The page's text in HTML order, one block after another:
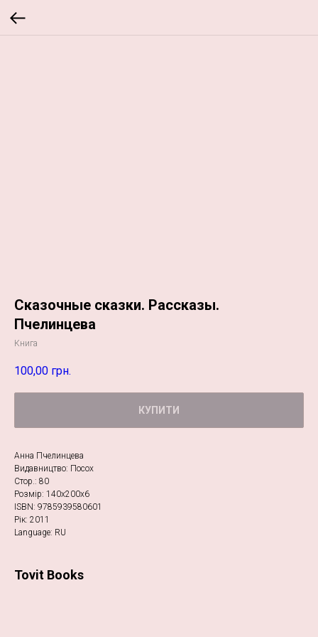
Сказочные сказки. Рассказы.
Пчелинцева
Книга
100,00 грн.
КУПИТИ
Анна Пчелинцева
Видавництво: Посох
Стор.: 80
Розмір: 140х200х6
ISBN: 9785939580601
Рік: 2011
Language: RU
Tovit Books